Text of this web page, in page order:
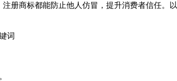
册商标都能防止他人仿冒，提升消费者信任。